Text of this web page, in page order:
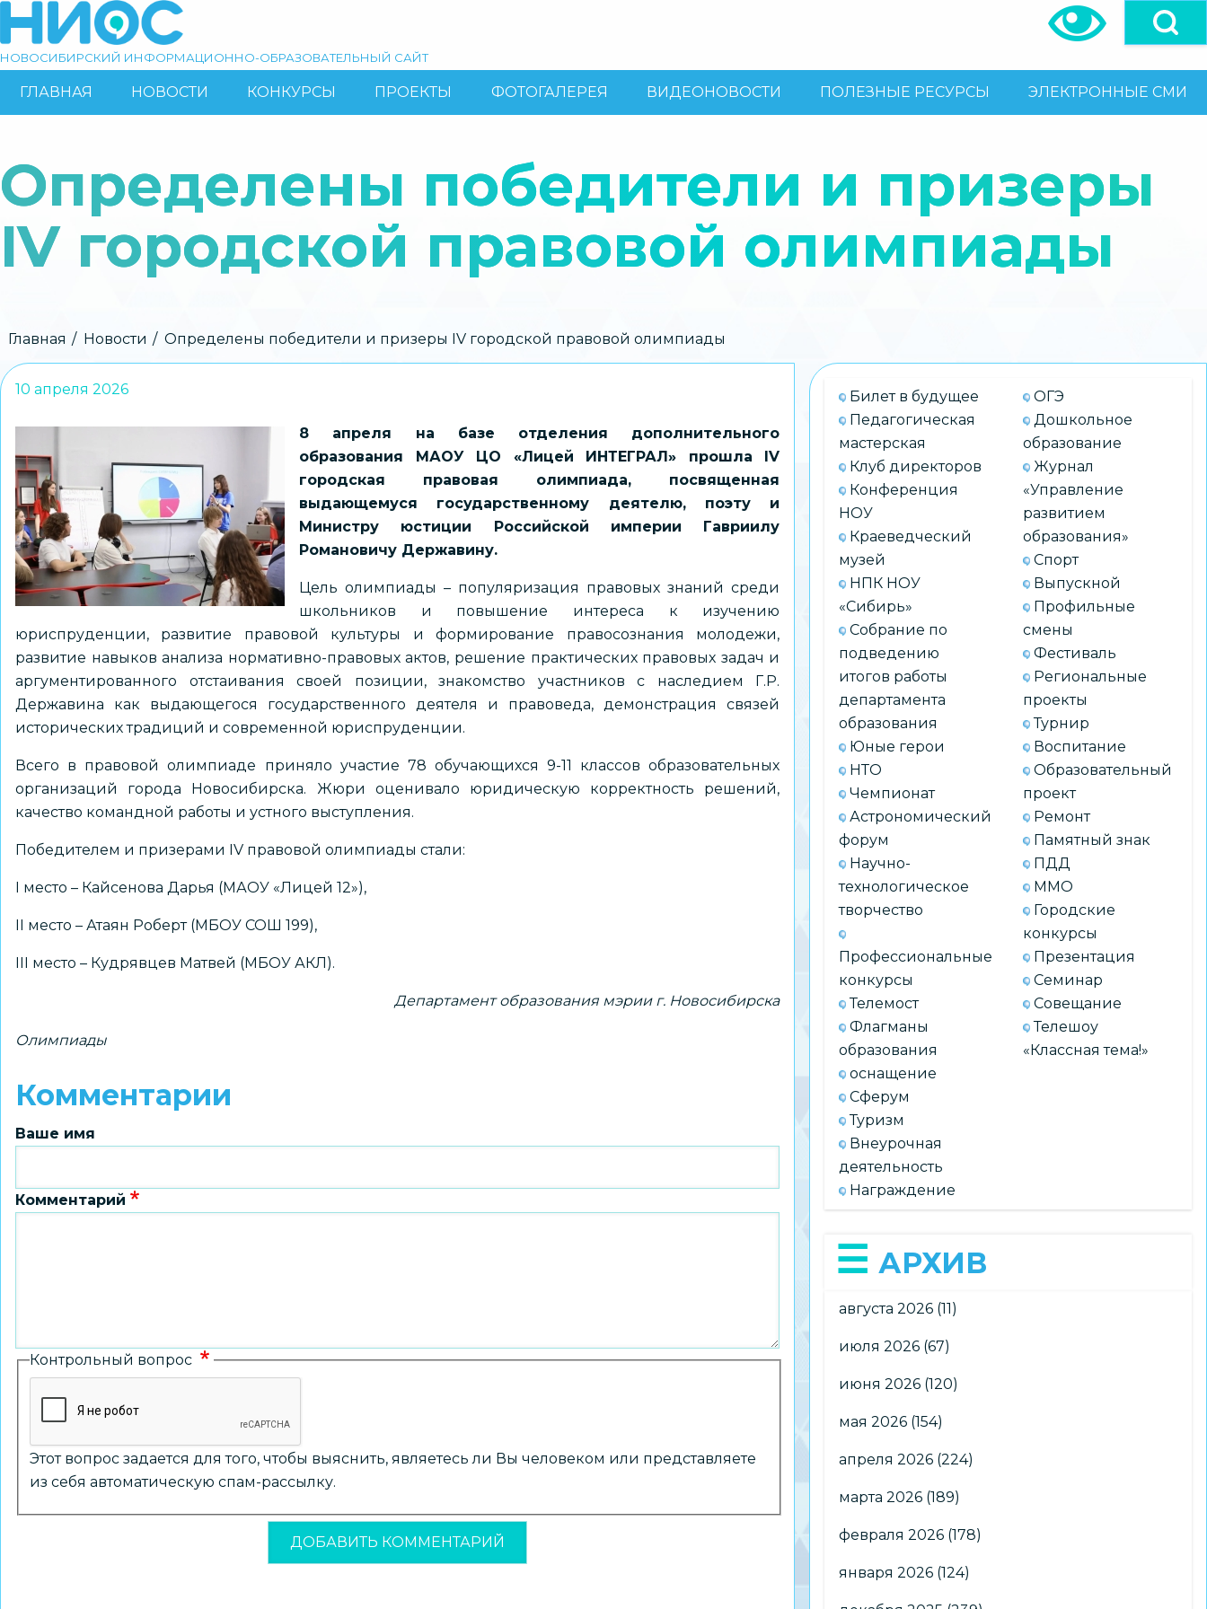
основному
Поиск
НОВОСИБИРСКИЙ ИНФОРМАЦИОННО-ОБРАЗОВАТЕЛЬНЫЙ САЙТ
ОСНОВНАЯ
ГЛАВНАЯ НОВОСТИ КОНКУРСЫ ПРОЕКТЫ ФОТОГАЛЕРЕЯ ВИДЕОНОВОСТИ ПОЛЕЗНЫЕ РЕСУРСЫ ЭЛЕКТРОННЫЕ СМИ
Определены победители и призеры
IV городской правовой олимпиады
Строка
навигации
Главная Новости Определены победители и призеры IV городской правовой олимпиады
10 апреля 2026
8 апреля на базе отделения дополнительного
образования МАОУ ЦО «Лицей ИНТЕГРАЛ» прошла IV
городская правовая олимпиада, посвященная
выдающемуся государственному деятелю, поэту и
Министру юстиции Российской империи Гавриилу
Романовичу Державину.
Цель олимпиады – популяризация правовых знаний среди
школьников и повышение интереса к изучению
юриспруденции, развитие правовой культуры и формирование правосознания молодежи,
развитие навыков анализа нормативно-правовых актов, решение практических правовых задач и
аргументированного отстаивания своей позиции, знакомство участников с наследием Г.Р.
Державина как выдающегося государственного деятеля и правоведа, демонстрация связей
исторических традиций и современной юриспруденции.
Всего в правовой олимпиаде приняло участие 78 обучающихся 9-11 классов образовательных
организаций города Новосибирска. Жюри оценивало юридическую корректность решений,
качество командной работы и устного выступления.
Победителем и призерами IV правовой олимпиады стали:
I место – Кайсенова Дарья (МАОУ «Лицей 12»),
II место – Атаян Роберт (МБОУ СОШ 199),
III место – Кудрявцев Матвей (МБОУ АКЛ).
Департамент образования мэрии г. Новосибирска
Олимпиады
Комментарии
Ваше имя
Комментарий
Контрольный вопрос
Этот вопрос задается для того, чтобы выяснить, являетесь ли Вы человеком или представляете
из себя автоматическую спам-рассылку.
Билет в будущее
Педагогическая
мастерская
Клуб директоров
Конференция
НОУ
Краеведческий
музей
НПК НОУ
«Сибирь»
Собрание по
подведению
итогов работы
департамента
образования
Юные герои
НТО
Чемпионат
Астрономический
форум
Научно-
технологическое
творчество
Профессиональные
конкурсы
Телемост
Флагманы
образования
оснащение
Сферум
Туризм
Внеурочная
деятельность
Награждение
ОГЭ
Дошкольное
образование
Журнал
«Управление
развитием
образования»
Спорт
Выпускной
Профильные
смены
Фестиваль
Региональные
проекты
Турнир
Воспитание
Образовательный
проект
Ремонт
Памятный знак
ПДД
ММО
Городские
конкурсы
Презентация
Семинар
Совещание
Телешоу
«Классная тема!»
АРХИВ
августа 2026 (11)
июля 2026 (67)
июня 2026 (120)
мая 2026 (154)
апреля 2026 (224)
марта 2026 (189)
февраля 2026 (178)
января 2026 (124)